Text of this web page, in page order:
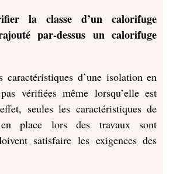
la classe d’un calorifuge
par-dessus un calorifuge
caractéristiques d’une isolation en
vérifiées même lorsqu’elle est
seules les caractéristiques de
place lors des travaux sont
satisfaire les exigences des